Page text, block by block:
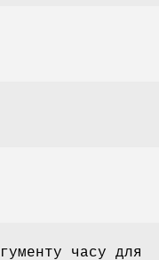
часу для